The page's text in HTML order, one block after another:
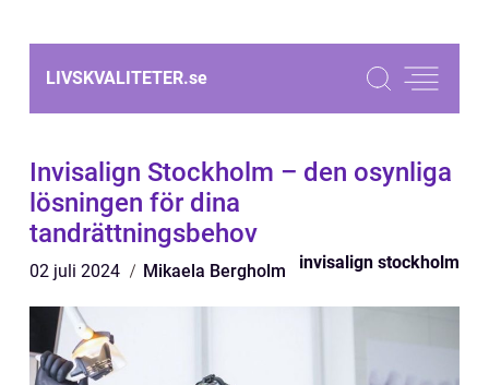
LIVSKVALITETER.se
Invisalign Stockholm – den osynliga
lösningen för dina
tandrättningsbehov
02 juli 2024 Mikaela Bergholm invisalign stockholm